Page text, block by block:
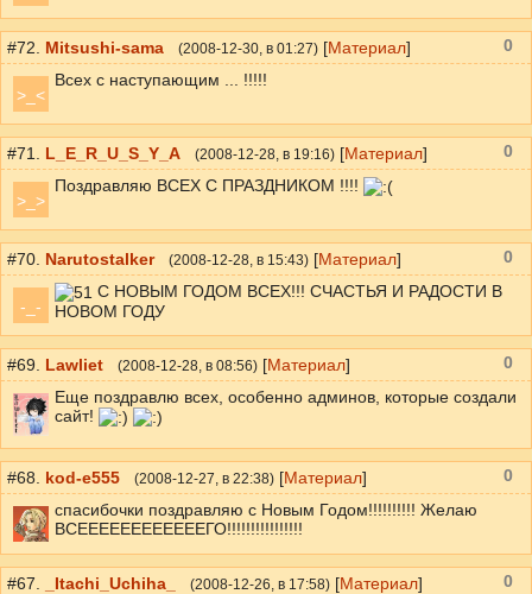
#72. Mitsushi-sama (2008-12-30 , в 01:27) [Материал]
>_<
Всех с наступающим ... !!!!!
0
#71. L_E_R_U_S_Y_A (2008-12-28 , в 19:16) [Материал]
>_>
Поздравляю ВСЕХ С ПРАЗДНИКОМ !!!!
0
#70. Narutostalker (2008-12-28 , в 15:43) [Материал]
-_-
С НОВЫМ ГОДОМ ВСЕХ!!! СЧАСТЬЯ И РАДОСТИ В
НОВОМ ГОДУ
0
#69. Lawliet (2008-12-28 , в 08:56) [Материал]
Еще поздравлю всех, особенно админов, которые создали
сайт!
0
#68. kod-e555 (2008-12-27 , в 22:38) [Материал]
спасибочки поздравляю с Новым Годом!!!!!!!!!! Желаю
ВСЕЕЕЕЕЕЕЕЕЕЕЕГО!!!!!!!!!!!!!!!!
0
#67. _Itachi_Uchiha_ (2008-12-26 , в 17:58) [Материал]
0